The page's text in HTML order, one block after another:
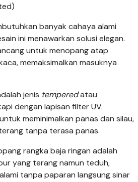
banyak cahaya alami
ini menawarkan solusi elegan.
untuk menopang atap
memaksimalkan masuknya
jenis temperedatau
dengan lapisan filter UV.
meminimalkan panas dan silau,
tanpa terasa panas.
rangka baja ringan adalah
yang terang namun teduh,
tanpa paparan langsung sinar